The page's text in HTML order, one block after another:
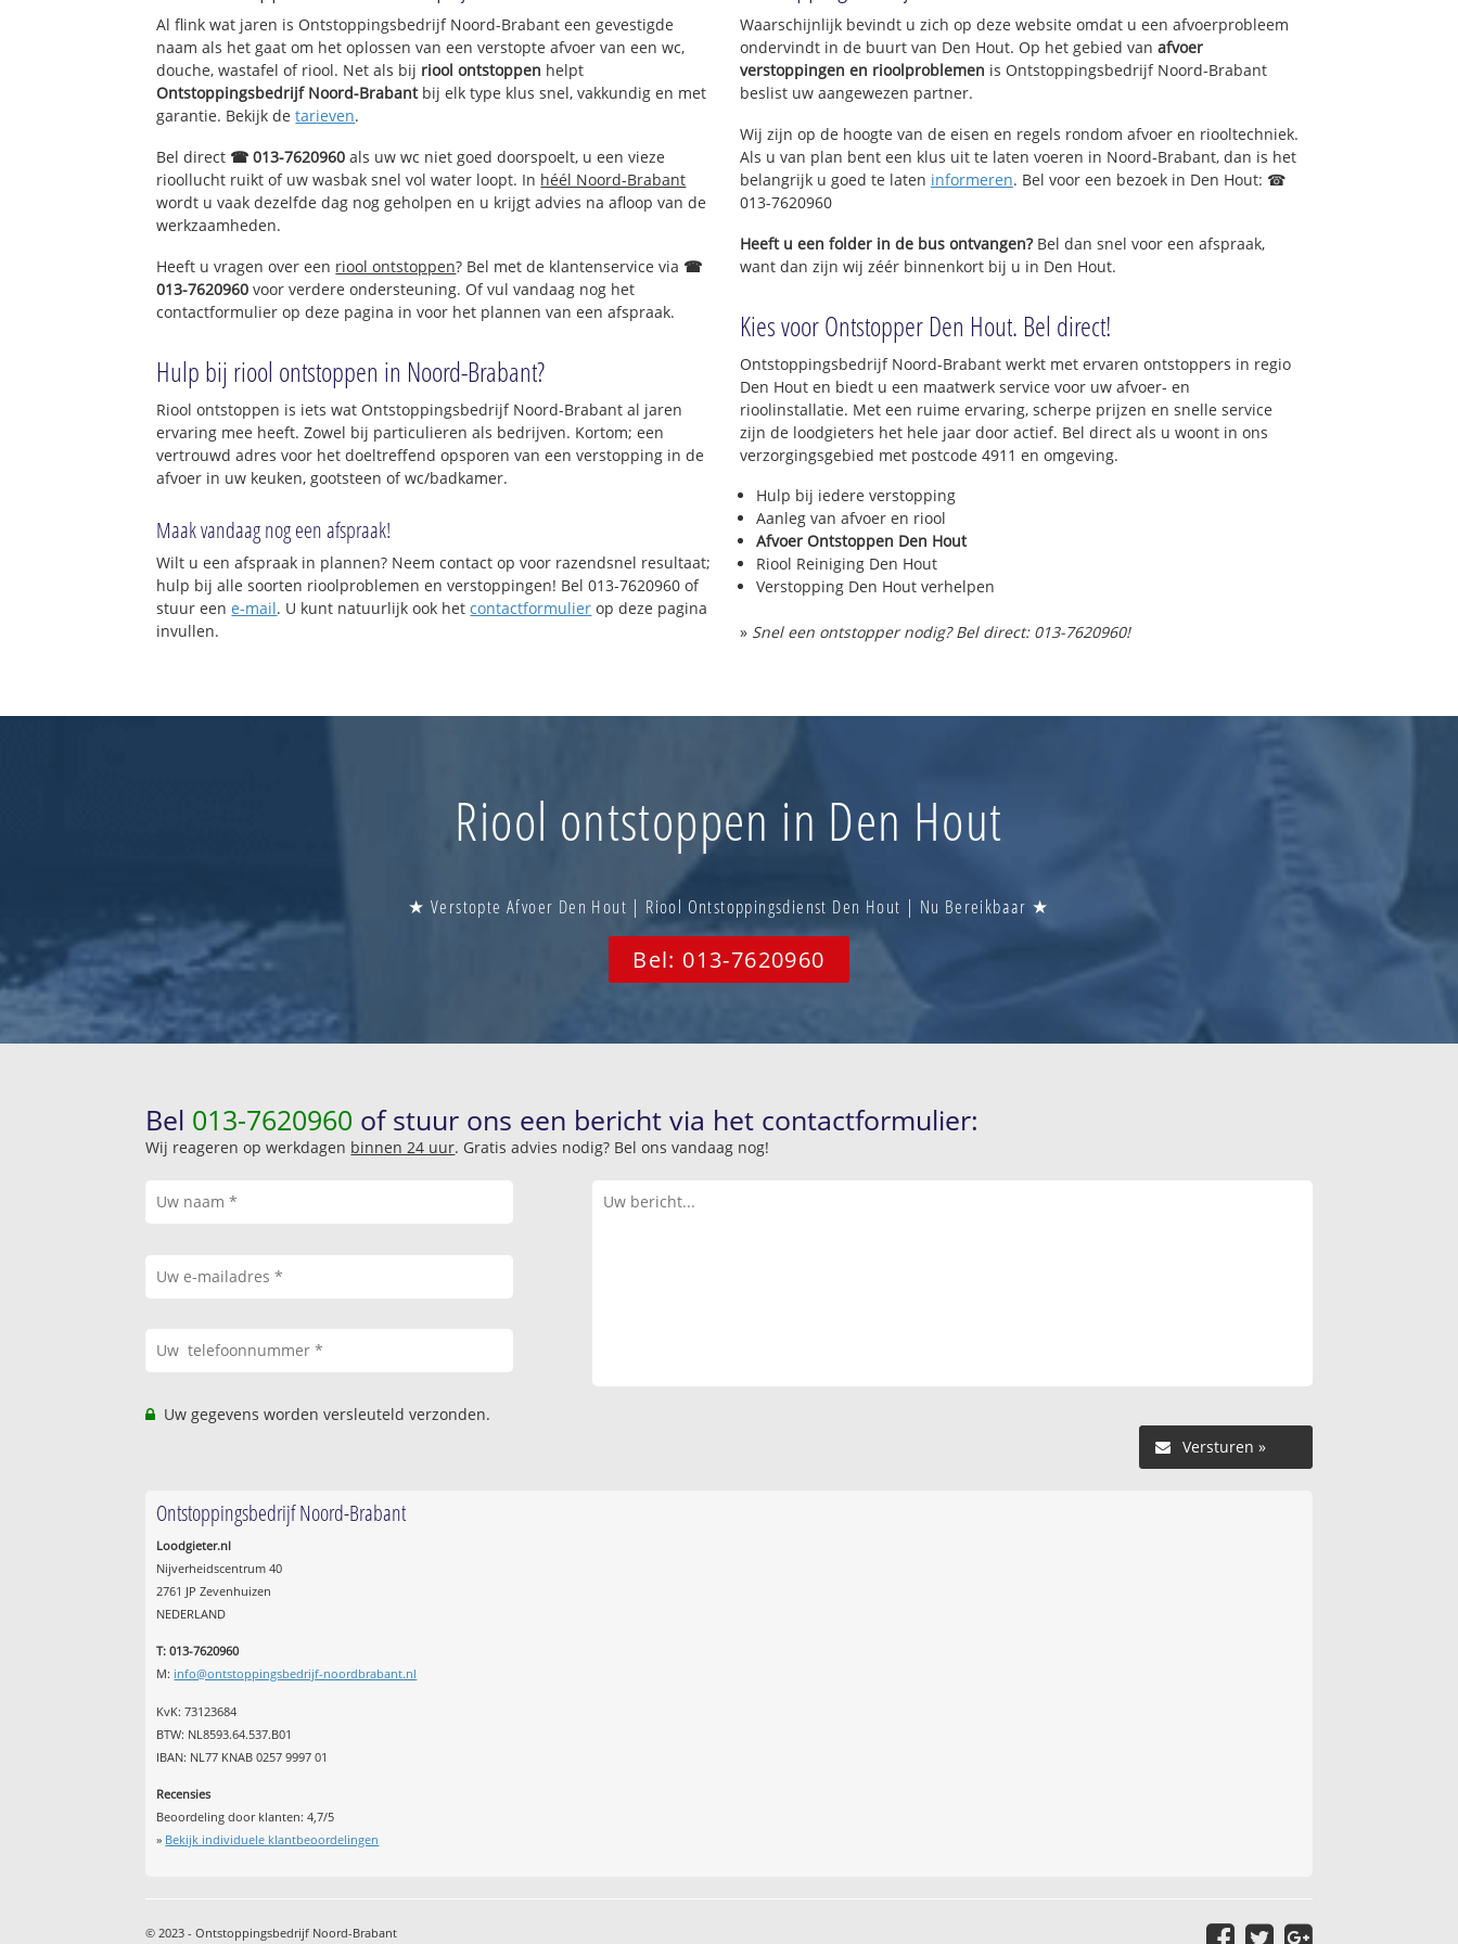
Al flink wat jaren is Ontstoppingsbedrijf Noord-Brabant een gevestigde
naam als het gaat om het oplossen van een verstopte afvoer van een wc,
douche, wastafel of riool. Net als bij riool ontstoppen helpt
Ontstoppingsbedrijf Noord-Brabantbij elk type klus snel, vakkundig en met
garantie. Bekijk detarieven.
Bel direct ☎ 013-7620960 als uw wc niet goed doorspoelt, u een vieze
rioollucht ruikt of uw wasbak snel vol water loopt. In héél Noord-Brabant
wordt u vaak dezelfde dag nog geholpen en u krijgt advies na afloop van de
werkzaamheden.
Heeft u vragen over een riool ontstoppen? Bel met de klantenservice via ☎
013-7620960 voor verdere ondersteuning. Of vul vandaag nog het
contactformulier op deze pagina in voor het plannen van een afspraak.
Hulp bij riool ontstoppen in Noord-Brabant?
Riool ontstoppen is iets wat Ontstoppingsbedrijf Noord-Brabant al jaren
ervaring mee heeft. Zowel bij particulieren als bedrijven. Kortom; een
vertrouwd adres voor het doeltreffend opsporen van een verstopping in de
afvoer in uw keuken, gootsteen of wc/badkamer.
Maak vandaag nog een afspraak!
Wilt u een afspraak in plannen? Neem contact op voor razendsnel resultaat;
hulp bij alle soorten rioolproblemen en verstoppingen! Bel 013-7620960 of
stuur eene-mail. U kunt natuurlijk ook hetcontactformulier op deze pagina
invullen.
Waarschijnlijk bevindt u zich op deze website omdat u een afvoerprobleem
ondervindt in de buurt van Den Hout. Op het gebied van afvoer
verstoppingen en rioolproblemen is Ontstoppingsbedrijf Noord-Brabant
beslist uw aangewezen partner.
Wij zijn op de hoogte van de eisen en regels rondom afvoer en riooltechniek.
Als u van plan bent een klus uit te laten voeren in Noord-Brabant, dan is het
belangrijk u goed te laten informeren. Bel voor een bezoek in Den Hout: ☎
013-7620960
Heeft u een folder in de bus ontvangen?Bel dan snel voor een afspraak,
want dan zijn wij zéér binnenkort bij u in Den Hout.
Kies voor Ontstopper Den Hout. Bel direct!
Ontstoppingsbedrijf Noord-Brabant werkt met ervaren ontstoppers in regio
Den Hout en biedt u een maatwerk service voor uw afvoer- en
rioolinstallatie. Met een ruime ervaring, scherpe prijzen en snelle service
zijn de loodgieters het hele jaar door actief. Bel direct als u woont in ons
verzorgingsgebied met postcode 4911 en omgeving.
Hulp bij iedere verstopping
Aanleg van afvoer en riool
Afvoer Ontstoppen Den Hout
Riool Reiniging Den Hout
Verstopping Den Hout verhelpen
» Snel een ontstopper nodig? Bel direct: 013-7620960!
Riool ontstoppen in Den Hout
★ Verstopte Afvoer Den Hout | Riool Ontstoppingsdienst Den Hout | Nu Bereikbaar ★
Bel: 013-7620960
Bel 013-7620960 of stuur ons een bericht via het contactformulier:
Wij reageren op werkdagen binnen 24 uur. Gratis advies nodig? Bel ons vandaag nog!
Uw gegevens worden versleuteld verzonden.
Versturen »
Ontstoppingsbedrijf Noord-Brabant
Loodgieter.nl
Nijverheidscentrum 40
2761 JP Zevenhuizen
NEDERLAND
T: 013-7620960
M: info@ontstoppingsbedrijf-noordbrabant.nl
KvK: 73123684
BTW: NL8593.64.537.B01
IBAN: NL77 KNAB 0257 9997 01
Recensies
Beoordeling door klanten:4,7/5
» Bekijk individuele klantbeoordelingen
© 2023 - Ontstoppingsbedrijf Noord-Brabant